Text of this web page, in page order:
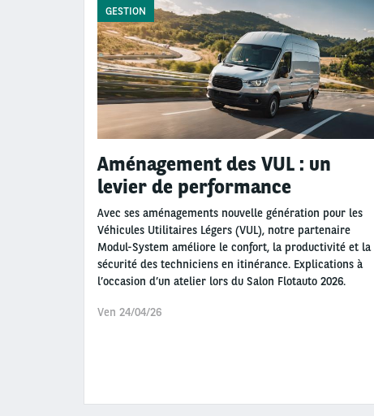
GESTION
Aménagement des VUL : un
levier de performance
Avec ses aménagements nouvelle génération pour les
Véhicules Utilitaires Légers (VUL), notre partenaire
Modul-System améliore le confort, la productivité et la
sécurité des techniciens en itinérance. Explications à
l’occasion d’un atelier lors du Salon Flotauto 2026.
Ven 24/04/26